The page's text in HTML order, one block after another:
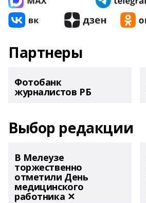
Партнеры
Фотобанк
журналистов РБ
Выбор редакции
В Мелеузе
торжественно
отметили День
медицинского
работника ✕